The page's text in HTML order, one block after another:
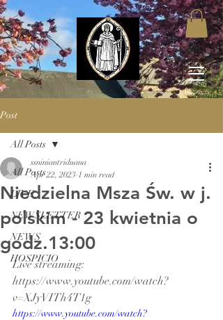
Post
All Posts
LIVE
NEWSLETTER
NEWS
HOSPICIO
All Posts
Niedzielna Msza Św. w j.
polskim - 23 kwietnia o
godz.13:00
ssniniantriduana
Apr 22, 2023 1 min read
Live streaming:
https://www.youtube.com/watch?
v=XJyVITh4T1g
https://www.youtube.com/watch?